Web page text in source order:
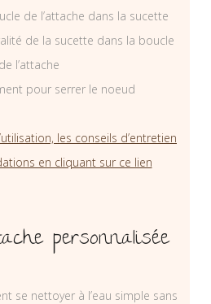
de l’attache dans la sucette
de la sucette dans la boucle
de l’attache
pour serrer le noeud
les conseils d’entretien
en cliquant sur ce lien
personnalisée
se nettoyer à l’eau simple sans